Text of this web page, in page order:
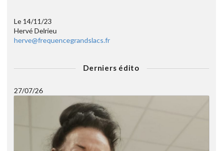
Le 14/11/23
Hervé Delrieu
herve@frequencegrandslacs.fr
Derniers édito
27/07/26